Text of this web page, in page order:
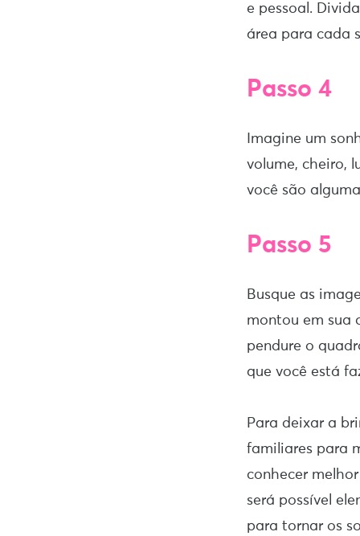
e pessoal.
área para cada
Passo 4
Imagine um
volume, cheiro,
você são
Passo 5
Busque as
montou em sua
pendure o
que você está
Para deixar a
familiares para
conhecer
será possível
para tornar os